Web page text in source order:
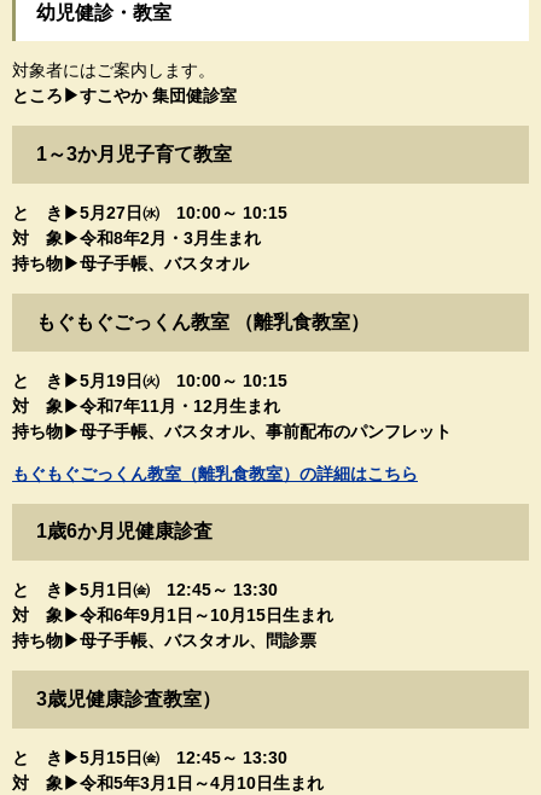
幼児健診・教室
対象者にはご案内します。
ところ▶すこやか 集団健診室​
1～3か月児子育て教室
と き▶5月27日㈬​ 10:00～ 10:15
対 象▶令和8年2月・3月生まれ​
持ち物▶母子手帳、バスタオル
もぐもぐごっくん教室 （離乳食教室）
と き▶5月19日㈫​​​​ 10:00～ 10:15
​​対 象▶令和7年11月・12月​生まれ
​持ち物▶母子手帳、バスタオル、事前配布のパンフレット
もぐもぐごっくん教室（離乳食教室）の詳細はこちら
1歳6か月児健康診査
と き▶5月1日㈮​​​​​ 12:45～ 13:30
​​対 象▶令和6年9月1日～10月15日​生まれ
​持ち物▶母子手帳、バスタオル、問診票
3歳児健康診査教室）
と き▶5月15日㈮​​​​​ 12:45～ 13:30
​​対 象▶令和5年3月1日～4月10日生まれ​